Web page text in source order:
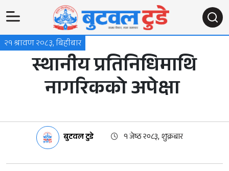
२१ श्रावण २०८३, बिहीबार
स्थानीय प्रतिनिधिमाथि
नागरिकको अपेक्षा
बुटवल टुडे १ जेष्ठ २०८३, शुक्रबार